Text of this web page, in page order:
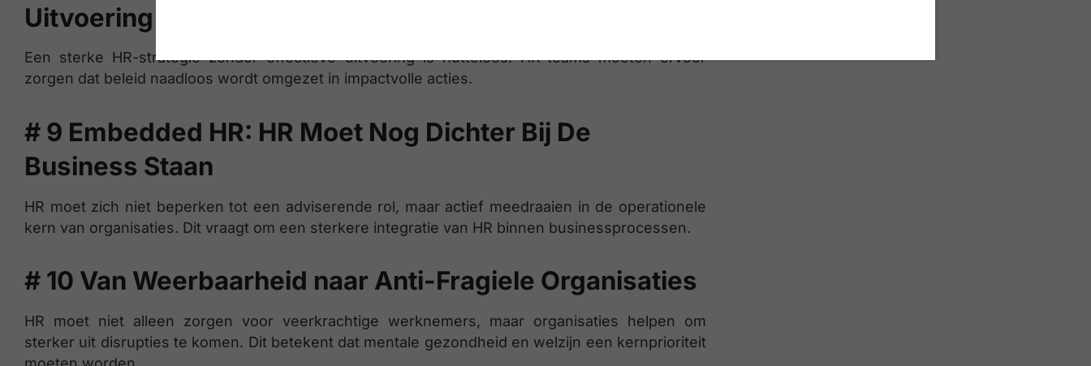
Uitvoering
Een sterke HR-strategie zonder effectieve uitvoering is nutteloos. HR-teams moeten ervoor
zorgen dat beleid naadloos wordt omgezet in impactvolle acties.
# 9 Embedded HR: HR Moet Nog Dichter Bij De
Business Staan
HR moet zich niet beperken tot een adviserende rol, maar actief meedraaien in de operationele
kern van organisaties. Dit vraagt om een sterkere integratie van HR binnen businessprocessen.
# 10 Van Weerbaarheid naar Anti-Fragiele Organisaties
HR moet niet alleen zorgen voor veerkrachtige werknemers, maar organisaties helpen om
sterker uit disrupties te komen. Dit betekent dat mentale gezondheid en welzijn een kernprioriteit